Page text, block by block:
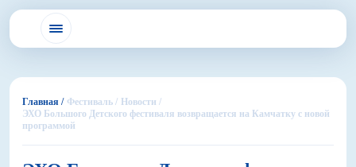
Главная / Фестиваль / Новости /
ЭХО Большого Детского фестиваля возвращается на Камчатку с новой
программой